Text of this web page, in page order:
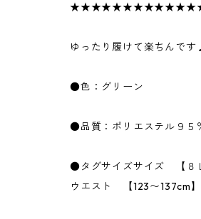
ゆったり履けて楽ちんです
●色：グリーン
●品質：ポリエステル９５
●タグサイズサイズ 【８
ウエスト 【123〜137cm】